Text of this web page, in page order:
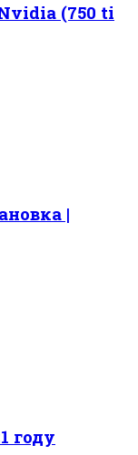
(750 ti
|
году